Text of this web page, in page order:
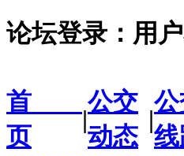
论坛登录： 用
首
页
|
公交
动态
|